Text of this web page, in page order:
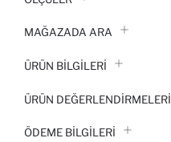
MAĞAZADA ARA
ÜRÜN BILGILERI
ÜRÜN DEĞERLENDİRMELERİ
ÖDEME BİLGİLERİ